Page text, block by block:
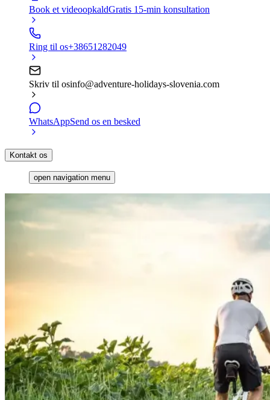
Book et videoopkaldGratis 15-min konsultation
Ring til os+38651282049
Skriv til osinfo@adventure-holidays-slovenia.com
WhatsAppSend os en besked
Kontakt os
open navigation menu